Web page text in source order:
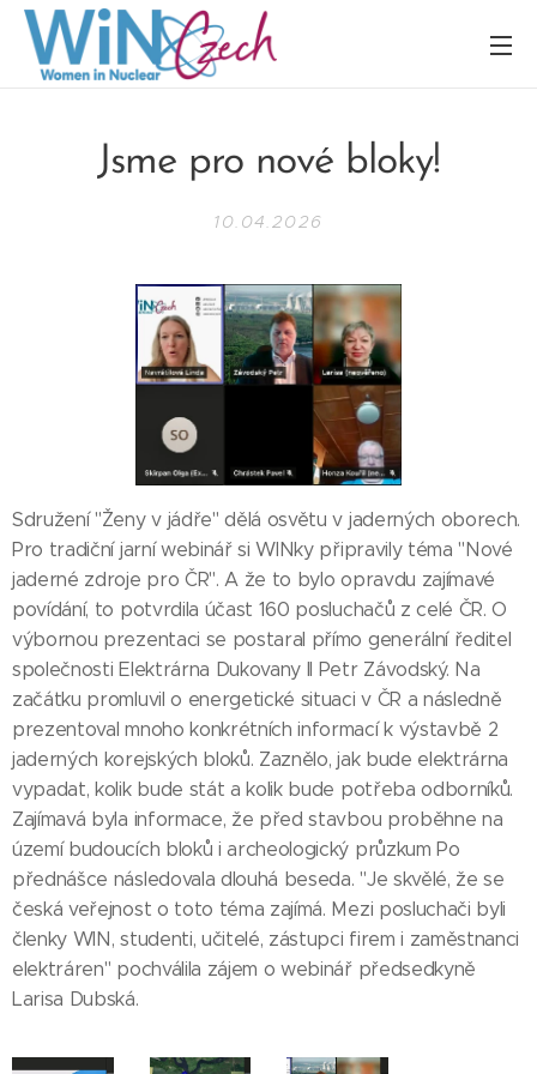
Jsme pro nové bloky!
10.04.2026
Sdružení "Ženy v jádře" dělá osvětu v jaderných oborech.
Pro tradiční jarní webinář si WINky připravily téma "Nové
jaderné zdroje pro ČR". A že to bylo opravdu zajímavé
povídání, to potvrdila účast 160 posluchačů z celé ČR. O
výbornou prezentaci se postaral přímo generální ředitel
společnosti Elektrárna Dukovany II Petr Závodský. Na
začátku promluvil o energetické situaci v ČR a následně
prezentoval mnoho konkrétních informací k výstavbě 2
jaderných korejských bloků. Zaznělo, jak bude elektrárna
vypadat, kolik bude stát a kolik bude potřeba odborníků.
Zajímavá byla informace, že před stavbou proběhne na
území budoucích bloků i archeologický průzkum Po
přednášce následovala dlouhá beseda. "Je skvělé, že se
česká veřejnost o toto téma zajímá. Mezi posluchači byli
členky WIN, studenti, učitelé, zástupci firem i zaměstnanci
elektráren" pochválila zájem o webinář předsedkyně
Larisa Dubská.